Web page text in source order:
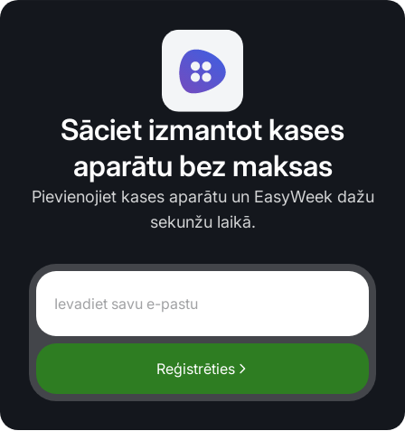
Sāciet izmantot kases
aparātu bez maksas
Pievienojiet kases aparātu un EasyWeek dažu
sekunžu laikā.
Reģistrēties